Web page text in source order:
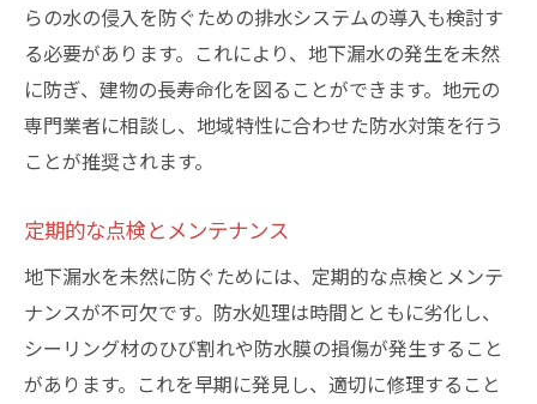
らの水の侵入を防ぐための排水システムの導入も検討す
る必要があります。これにより、地下漏水の発生を未然
に防ぎ、建物の長寿命化を図ることができます。地元の
専門業者に相談し、地域特性に合わせた防水対策を行う
ことが推奨されます。
定期的な点検とメンテナンス
地下漏水を未然に防ぐためには、定期的な点検とメンテ
ナンスが不可欠です。防水処理は時間とともに劣化し、
シーリング材のひび割れや防水膜の損傷が発生すること
があります。これを早期に発見し、適切に修理すること